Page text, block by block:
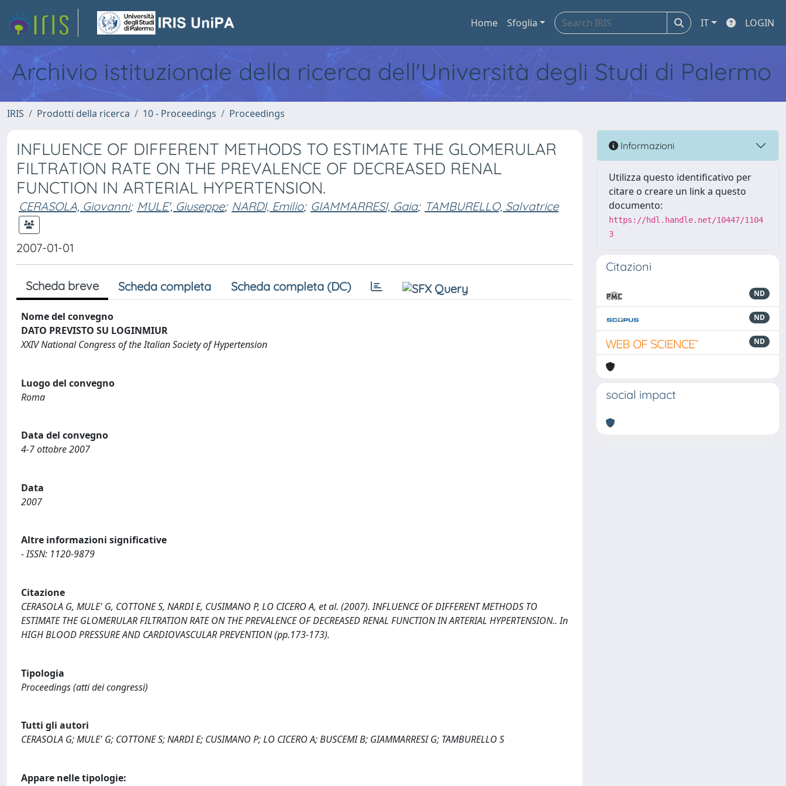
Home Sfoglia IT LOGIN
Archivio istituzionale della ricerca dell'Università degli Studi di Palermo
IRIS Prodotti della ricerca 10 - Proceedings Proceedings
INFLUENCE OF DIFFERENT METHODS TO ESTIMATE THE GLOMERULAR
FILTRATION RATE ON THE PREVALENCE OF DECREASED RENAL
FUNCTION IN ARTERIAL HYPERTENSION.
CERASOLA, Giovanni; MULE', Giuseppe; NARDI, Emilio; GIAMMARRESI, Gaia; TAMBURELLO, Salvatrice
2007-01-01
Scheda breve Scheda completa Scheda completa (DC)
Nome del convegno
DATO PREVISTO SU LOGINMIUR
XXIV National Congress of the Italian Society of Hypertension
Luogo del convegno
Roma
Data del convegno
4-7 ottobre 2007
Data
2007
Altre informazioni significative
- ISSN: 1120-9879
Citazione
CERASOLA G, MULE' G, COTTONE S, NARDI E, CUSIMANO P, LO CICERO A, et al. (2007). INFLUENCE OF DIFFERENT METHODS TO
ESTIMATE THE GLOMERULAR FILTRATION RATE ON THE PREVALENCE OF DECREASED RENAL FUNCTION IN ARTERIAL HYPERTENSION.. In
HIGH BLOOD PRESSURE AND CARDIOVASCULAR PREVENTION (pp.173-173).
Tipologia
Proceedings (atti dei congressi)
Tutti gli autori
CERASOLA G; MULE' G; COTTONE S; NARDI E; CUSIMANO P; LO CICERO A; BUSCEMI B; GIAMMARRESI G; TAMBURELLO S
Appare nelle tipologie:
Informazioni
Utilizza questo identificativo per
citare o creare un link a questo
documento:
https://hdl.handle.net/10447/1104
3
Citazioni
ND
ND
ND
social impact